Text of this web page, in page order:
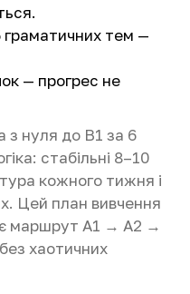
тем —
— прогрес не
з нуля до B1 за 6
стабільні 8–10
кожного тижня і
Цей план вивчення
маршрут A1 → A2 →
хаотичних